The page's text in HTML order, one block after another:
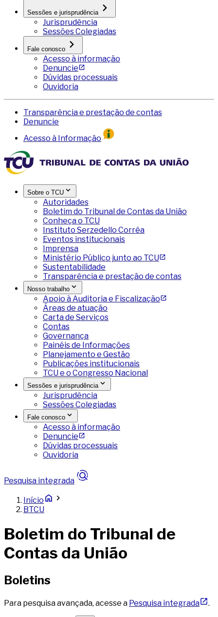
Sessões e jurisprudência
Jurisprudência
Sessões Colegiadas
Fale conosco
Acesso à informação
Denuncie
Dúvidas processuais
Ouvidoria
Transparência e prestação de contas
Denuncie
Acesso à Informação
Sobre o TCU
Autoridades
Boletim do Tribunal de Contas da União
Conheça o TCU
Instituto Serzedello Corrêa
Eventos institucionais
Imprensa
Ministério Público junto ao TCU
Sustentabilidade
Transparência e prestação de contas
Nosso trabalho
Apoio à Auditoria e Fiscalização
Áreas de atuação
Carta de Serviços
Contas
Governança
Painéis de Informações
Planejamento e Gestão
Publicações institucionais
TCU e o Congresso Nacional
Sessões e jurisprudência
Jurisprudência
Sessões Colegiadas
Fale conosco
Acesso à informação
Denuncie
Dúvidas processuais
Ouvidoria
Pesquisa integrada
Início
BTCU
Boletim do Tribunal de
Contas da União
Boletins
Para pesquisa avançada, acesse a Pesquisa integrada .